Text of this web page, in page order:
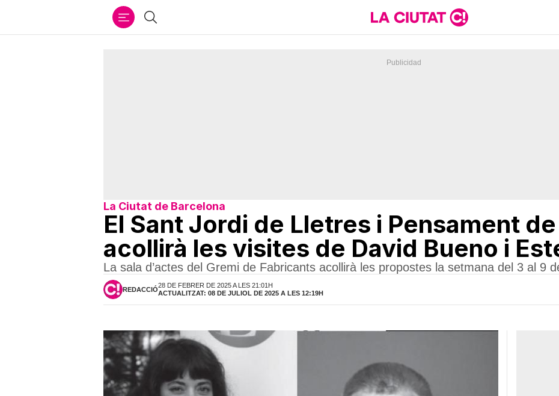
Cercar
La Ciutat de Barcelona
El Sant Jordi de Lletres i Pensament
acollirà les visites de David Bueno i
La sala d’actes del Gremi de Fabricants acollirà les propostes la setmana del 3 al 9
REDACCIÓ
28 DE FEBRER DE 2025 A LES 21:01H
ACTUALITZAT: 08 DE JULIOL DE 2025 A LES 12:19H